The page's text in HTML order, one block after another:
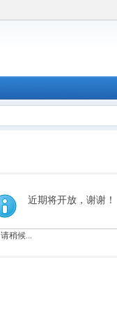
近期将开放，谢谢！
请稍候...